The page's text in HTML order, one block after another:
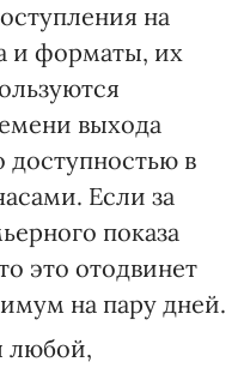
на
и форматы, их
выхода
в
Если за
показа
это отодвинет
на пару дней.
любой,